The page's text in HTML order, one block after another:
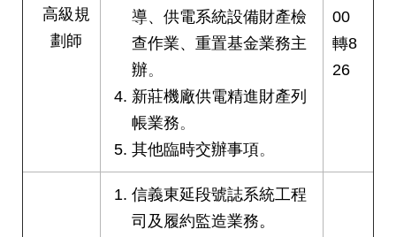
高級規
劃師
導、供電系統設備財產檢
查作業、重置基金業務主
辦。
新莊機廠供電精進財產列
帳業務。
其他臨時交辦事項。
00
轉8
26
信義東延段號誌系統工程
司及履約監造業務。